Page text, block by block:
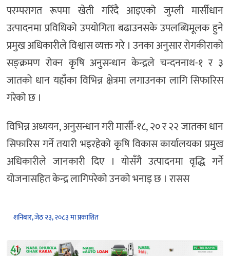
परम्परागत रूपमा खेती गरिँदै आइएको जुम्ली मार्सीधान
उत्पादनमा प्रविधिको उपयोगिता बढाउनसके उपलब्धिमूलक हुने
प्रमुख अधिकारीले विश्वास व्यक्त गरे । उनका अनुसार रोगकीराको
सङ्क्रमण रोक्न कृषि अनुसन्धान केन्द्रले चन्दननाथ-१ र ३
जातको धान यहाँका विभिन्न क्षेत्रमा लगाउनका लागि सिफारिस
गरेको छ ।
विभिन्न अध्ययन, अनुसन्धान गरी मार्सी-१८, २० र २२ जातका धान
सिफारिस गर्ने तयारी भइरहेको कृषि विकास कार्यालयका प्रमुख
अधिकारीले जानकारी दिए । योसँगै उत्पादनमा वृद्धि गर्ने
योजनासहित केन्द्र लागिपरेको उनको भनाइ छ । रासस
शनिबार, जेठ २३, २०८३ मा प्रकाशित